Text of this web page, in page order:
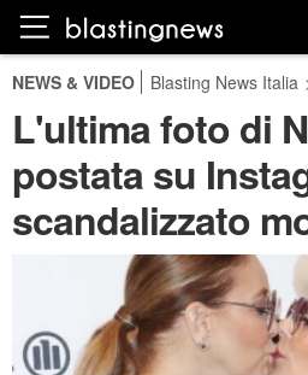
NEWS & VIDEO Blasting News Italia
L'ultima foto di
postata su
scandalizzato